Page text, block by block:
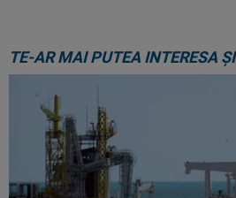
TE-AR MAI PUTEA INTERESA ȘI